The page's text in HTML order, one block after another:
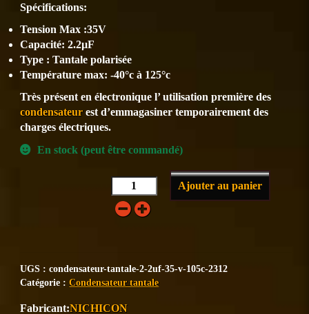
Spécifications:
Tension Max :35V
Capacité: 2.2µF
Type : Tantale polarisée
Température max: -40°c à 125°c
Très présent en électronique l’ utilisation première des
condensateurest d’emmagasiner temporairement des
charges électriques.
En stock (peut être commandé)
Ajouter au panier
UGS :condensateur-tantale-2-2uf-35-v-105c-2312
Catégorie :Condensateur tantale
NICHICON